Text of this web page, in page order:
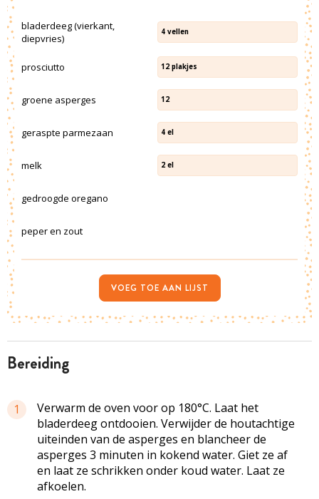
bereiding
1
Verwarm de oven voor op 180°C. Laat het
bladerdeeg ontdooien. Verwijder de houtachtige
uiteinden van de asperges en blancheer de
asperges 3 minuten in kokend water. Giet ze af
en laat ze schrikken onder koud water. Laat ze
afkoelen.
bladerdeeg (vierkant,
diepvries)
4 vellen
prosciutto 12 plakjes
groene asperges 12
geraspte parmezaan 4 el
melk 2 el
gedroogde oregano
peper en zout
VOEG TOE AAN LIJST